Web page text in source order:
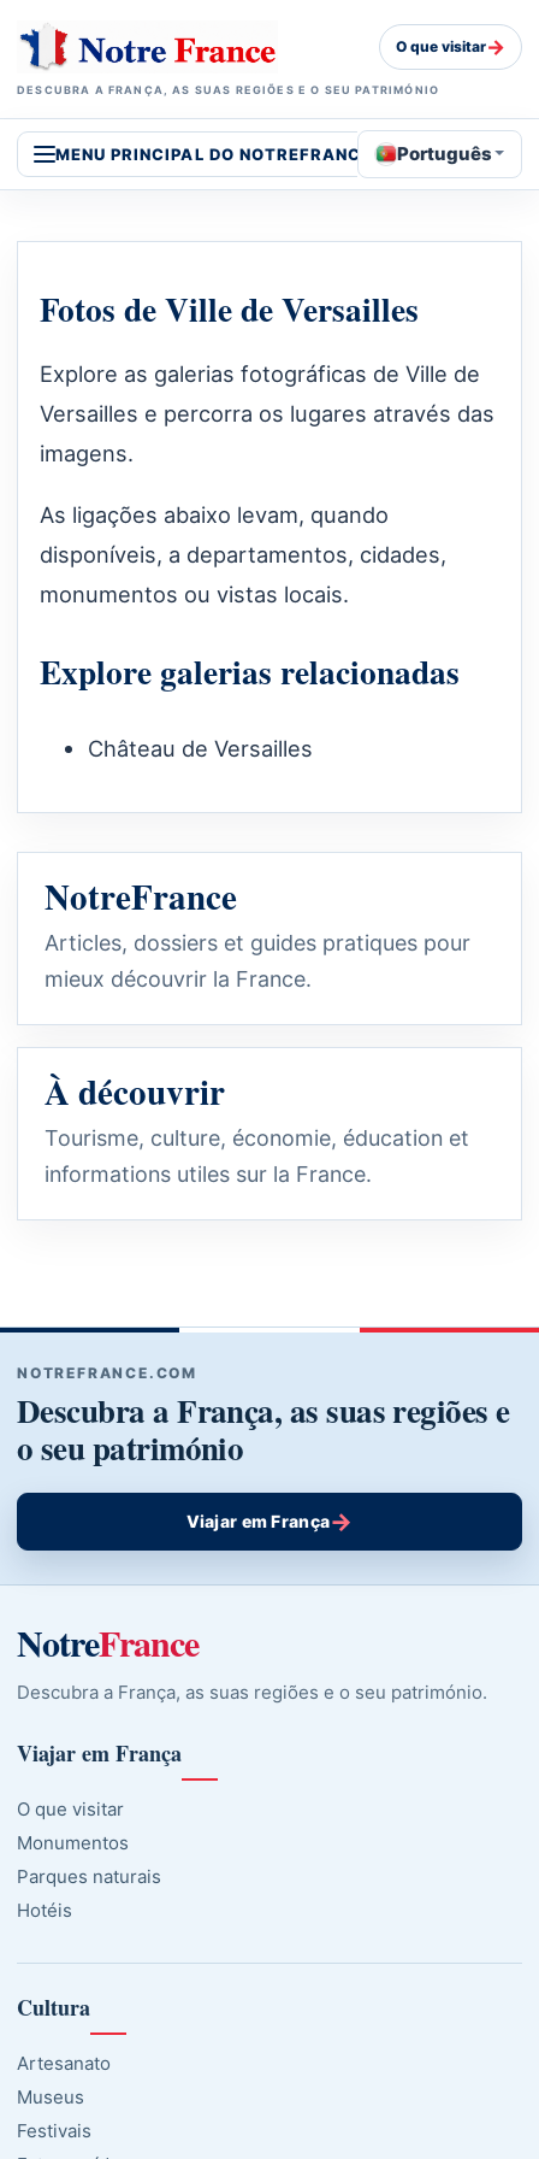
DESCUBRA A FRANÇA, AS SUAS REGIÕES E O SEU PATRIMÓNIO
O que visitar→
MENU PRINCIPAL DO NOTREFRANCE Português
Fotos de Ville de Versailles
Explore as galerias fotográficas de Ville de
Versailles e percorra os lugares através das
imagens.
As ligações abaixo levam, quando
disponíveis, a departamentos, cidades,
monumentos ou vistas locais.
Explore galerias relacionadas
Château de Versailles
NotreFrance
Articles, dossiers et guides pratiques pour
mieux découvrir la France.
À découvrir
Tourisme, culture, économie, éducation et
informations utiles sur la France.
NOTREFRANCE.COM
Descubra a França, as suas regiões e
o seu património
Viajar em França→
NotreFrance
Descubra a França, as suas regiões e o seu património.
Viajar em França
O que visitar
Monumentos
Parques naturais
Hotéis
Cultura
Artesanato
Museus
Festivais